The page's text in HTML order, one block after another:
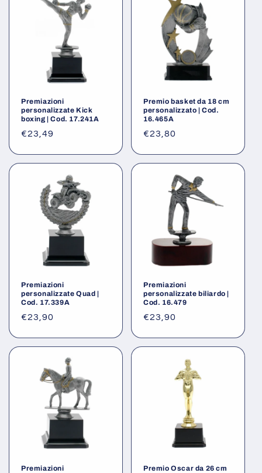
Premiazioni
personalizzate Kick
boxing | Cod. 17.241A
Prezzo
listino
€23,49
Premio basket da 18 cm
personalizzato | Cod.
16.465A
Prezzo
listino
€23,80
Premiazioni
personalizzate Quad |
Cod. 17.339A
Prezzo
listino
€23,90
Premiazioni
personalizzate biliardo |
Cod. 16.479
Prezzo
listino
€23,90
Premiazioni Premio Oscar da 26 cm